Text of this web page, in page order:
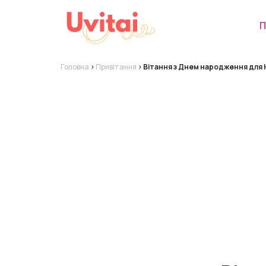
Головна > Привітання > Вітання з Днем народження для